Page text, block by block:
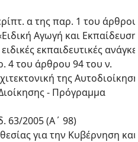
α της παρ. 1 του
Αγωγή και Εκπαίδευση
εκπαιδευτικές
4 του άρθρου 94 του ν.
της
- Πρόγραμμα
63/2005 (Α΄ 98)
για την Κυβέρνηση και